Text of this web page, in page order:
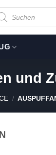
und
/